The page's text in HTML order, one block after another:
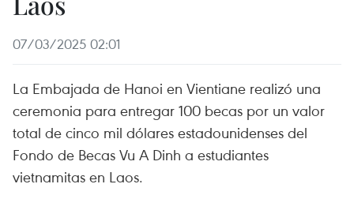
07/03/2025 02:01
La Embajada de Hanoi en Vientiane realizó una
ceremonia para entregar 100 becas por un valor
total de cinco mil dólares estadounidenses del
Fondo de Becas Vu A Dinh a estudiantes
vietnamitas en Laos.